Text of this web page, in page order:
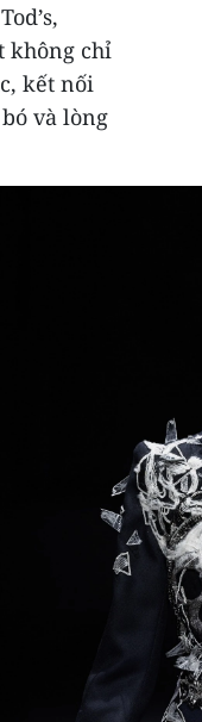
không chỉ
kết nối
và lòng